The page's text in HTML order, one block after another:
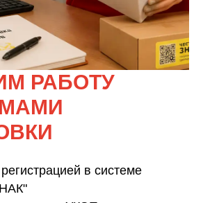
РАБОТУ
в системе